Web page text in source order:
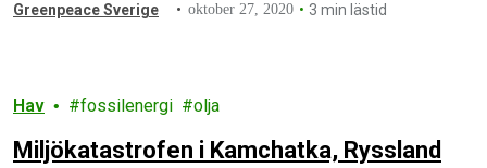
Greenpeace Sverige oktober 27, 2020 3 min lästid
Hav fossilenergi olja
Miljökatastrofen i Kamchatka, Ryssland